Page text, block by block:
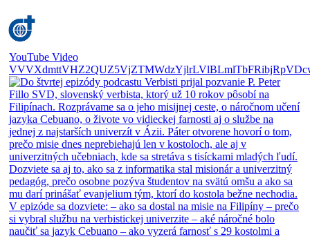
YouTube Video